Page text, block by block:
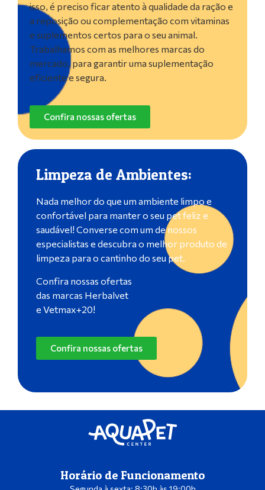
isso, é preciso ficar atento à qualidade da ração e
a reposição ou complementação com vitaminas
e suplementos certos para o seu animal.
Trabalhamos com as melhores marcas do
mercado, para garantir uma suplementação
eficiente e segura.
Confira nossas ofertas
Limpeza de Ambientes:
Nada melhor do que um ambiente limpo e
confortável para manter o seu pet feliz e
saudável! Converse com um de nossos
especialistas e descubra o melhor produto de
limpeza para o cantinho do seu pet.
Confira nossas ofertas
das marcas Herbalvet
e Vetmax+20!
Confira nossas ofertas
Horário de Funcionamento